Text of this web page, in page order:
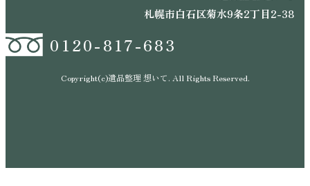
札幌市白石区菊水9条2丁目2-38
0120-817-683
Copyright(c)遺品整理 想いて. All Rights Reserved.